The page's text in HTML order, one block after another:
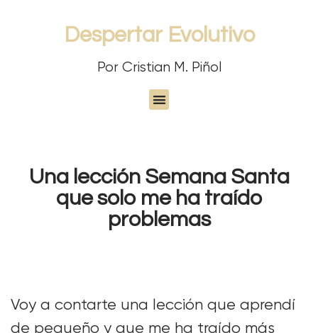
Despertar Evolutivo
Por Cristian M. Piñol
Una lección Semana Santa
que solo me ha traído
problemas
Voy a contarte una lección que aprendí
de pequeño y que me ha traído más